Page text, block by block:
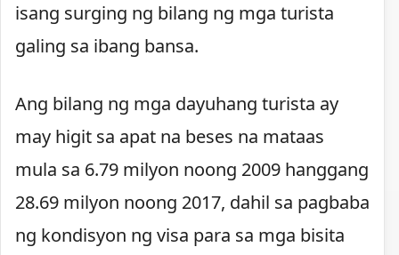
isang surging ng bilang ng mga turista
galing sa ibang bansa.
Ang bilang ng mga dayuhang turista ay
may higit sa apat na beses na mataas
mula sa 6.79 milyon noong 2009 hanggang
28.69 milyon noong 2017, dahil sa pagbaba
ng kondisyon ng visa para sa mga bisita